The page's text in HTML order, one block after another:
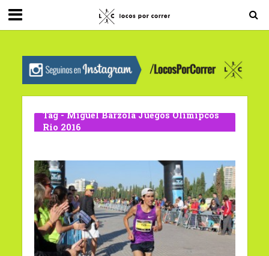
G-0X2PD3RFLV
Tag - Miguel Barzola Juegos Olímipcos
Rio 2016